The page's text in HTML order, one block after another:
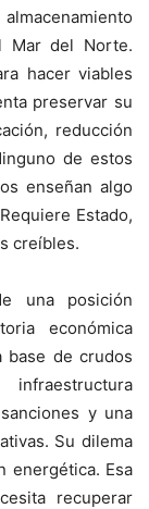
Mar del Norte.
hacer viables
preservar su
reducción
de estos
enseñan algo
Estado,
creíbles.
una posición
económica
base de crudos
y una
Su dilema
energética. Esa
recuperar